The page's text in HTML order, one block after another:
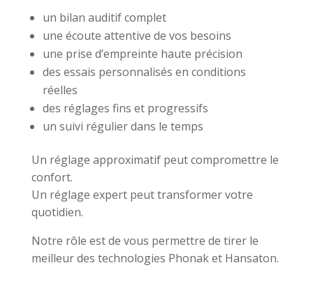
un bilan auditif complet
une écoute attentive de vos besoins
une prise d’empreinte haute précision
des essais personnalisés en conditions
réelles
des réglages fins et progressifs
un suivi régulier dans le temps
Un réglage approximatif peut compromettre le
confort.
Un réglage expert peut transformer votre
quotidien.
Notre rôle est de vous permettre de tirer le
meilleur des technologies Phonak et Hansaton.